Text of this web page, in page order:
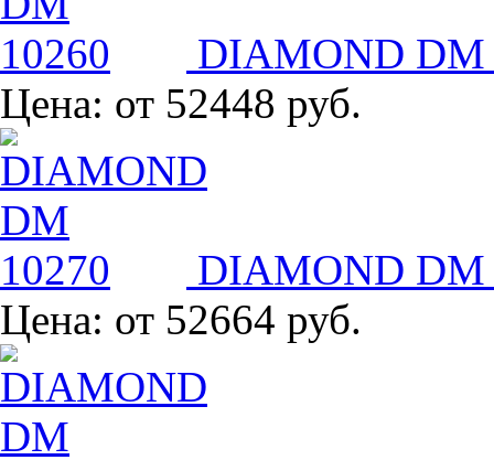
DIAMOND DM
Цена: от 52448 руб.
DIAMOND DM
Цена: от 52664 руб.